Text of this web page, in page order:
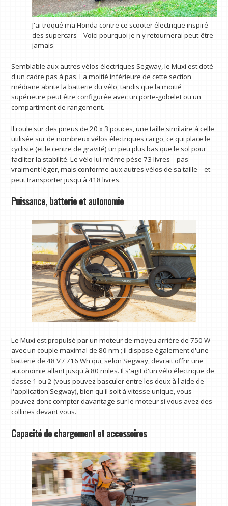
J'ai troqué ma Honda contre ce scooter électrique inspiré
des supercars – Voici pourquoi je n'y retournerai peut-être
jamais
Semblable aux autres vélos électriques Segway, le Muxi est doté
d'un cadre pas à pas. La moitié inférieure de cette section
médiane abrite la batterie du vélo, tandis que la moitié
supérieure peut être configurée avec un porte-gobelet ou un
compartiment de rangement.
Il roule sur des pneus de 20 x 3 pouces, une taille similaire à celle
utilisée sur de nombreux vélos électriques cargo, ce qui place le
cycliste (et le centre de gravité) un peu plus bas que le sol pour
faciliter la stabilité. Le vélo lui-même pèse 73 livres – pas
vraiment léger, mais conforme aux autres vélos de sa taille – et
peut transporter jusqu'à 418 livres.
Puissance, batterie et autonomie
Le Muxi est propulsé par un moteur de moyeu arrière de 750 W
avec un couple maximal de 80 nm ; il dispose également d'une
batterie de 48 V / 716 Wh qui, selon Segway, devrait offrir une
autonomie allant jusqu'à 80 miles. Il s'agit d'un vélo électrique de
classe 1 ou 2 (vous pouvez basculer entre les deux à l'aide de
l'application Segway), bien qu'il soit à vitesse unique, vous
pouvez donc compter davantage sur le moteur si vous avez des
collines devant vous.
Capacité de chargement et accessoires